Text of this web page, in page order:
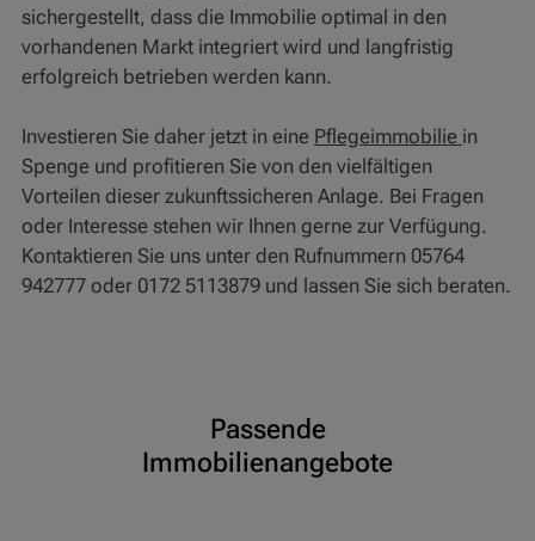
sichergestellt, dass die Immobilie optimal in den
vorhandenen Markt integriert wird und langfristig
erfolgreich betrieben werden kann.
Investieren Sie daher jetzt in eine Pflegeimmobilie in
Spenge und profitieren Sie von den vielfältigen
Vorteilen dieser zukunftssicheren Anlage. Bei Fragen
oder Interesse stehen wir Ihnen gerne zur Verfügung.
Kontaktieren Sie uns unter den Rufnummern 05764
942777 oder 0172 5113879 und lassen Sie sich beraten.
Passende
Immobilienangebote